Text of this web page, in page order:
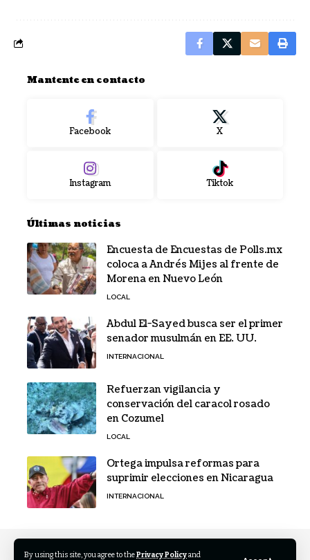
By using this site, you agree to thePrivacy Policyand
Mantente en contacto
Facebook X
Instagram Tiktok
Últimas noticias
Encuesta de Encuestas de Polls.mx
coloca a Andrés Mijes al frente de
Morena en Nuevo León
LOCAL
Abdul El-Sayed busca ser el primer
senador musulmán en EE. UU.
INTERNACIONAL
Refuerzan vigilancia y
conservación del caracol rosado
en Cozumel
LOCAL
Ortega impulsa reformas para
suprimir elecciones en Nicaragua
INTERNACIONAL